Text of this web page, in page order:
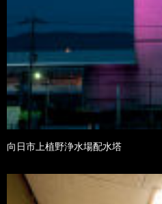
向日市上植野浄水場配水塔